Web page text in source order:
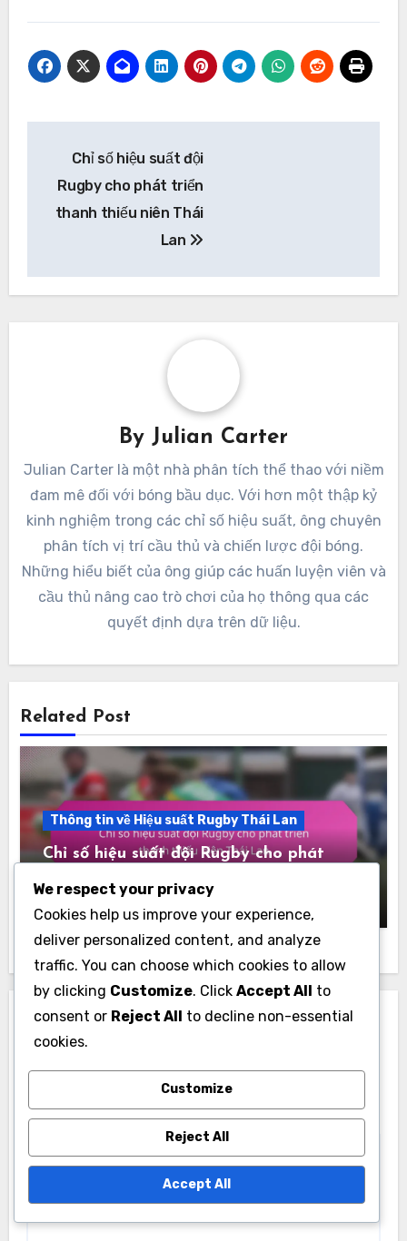
navigation
Chỉ số hiệu suất đội
Rugby cho phát triển
thanh thiếu niên Thái
Lan
By Julian Carter
Julian Carter là một nhà phân tích thể thao với niềm
đam mê đối với bóng bầu dục. Với hơn một thập kỷ
kinh nghiệm trong các chỉ số hiệu suất, ông chuyên
phân tích vị trí cầu thủ và chiến lược đội bóng.
Những hiểu biết của ông giúp các huấn luyện viên và
cầu thủ nâng cao trò chơi của họ thông qua các
quyết định dựa trên dữ liệu.
Related Post
Thông tin về Hiệu suất Rugby Thái Lan
Chỉ số hiệu suất đội Rugby cho phát
Julian Carter 17/11/2025
Leave a Reply
Comment*
We respect your privacy
Cookies help us improve your experience,
deliver personalized content, and analyze
traffic. You can choose which cookies to allow
by clicking Customize. Click Accept All to
consent or Reject All to decline non-essential
cookies.
Customize
Reject All
Accept All